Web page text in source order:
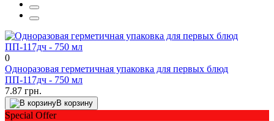
0
Одноразовая герметичная упаковка для первых блюд
ПП-117дч - 750 мл
7.87 грн.
В корзину
Special Offer